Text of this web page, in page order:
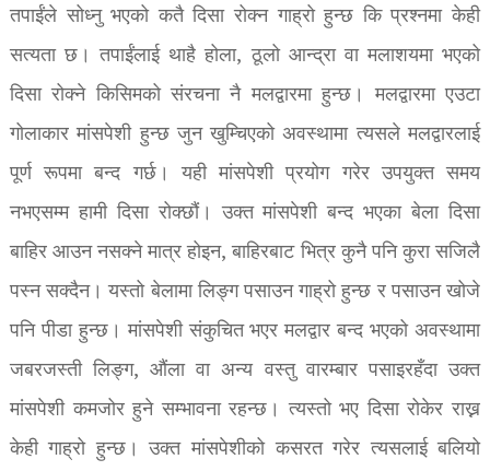
तपाईंले सोध्नु भएको कतै दिसा रोक्न गाह्रो हुन्छ कि प्रश्नमा केही
सत्यता छ। तपाईंलाई थाहै होला, ठूलो आन्द्रा वा मलाशयमा भएको
दिसा रोक्ने किसिमको संरचना नै मलद्वारमा हुन्छ। मलद्वारमा एउटा
गोलाकार मांसपेशी हुन्छ जुन खुम्चिएको अवस्थामा त्यसले मलद्वारलाई
पूर्ण रूपमा बन्द गर्छ। यही मांसपेशी प्रयोग गरेर उपयुक्त समय
नभएसम्म हामी दिसा रोक्छौं। उक्त मांसपेशी बन्द भएका बेला दिसा
बाहिर आउन नसक्ने मात्र होइन, बाहिरबाट भित्र कुनै पनि कुरा सजिलै
पस्न सक्दैन। यस्तो बेलामा लिङ्ग पसाउन गाह्रो हुन्छ र पसाउन खोजे
पनि पीडा हुन्छ। मांसपेशी संकुचित भएर मलद्वार बन्द भएको अवस्थामा
जबरजस्ती लिङ्ग, औंला वा अन्य वस्तु वारम्बार पसाइरहँदा उक्त
मांसपेशी कमजोर हुने सम्भावना रहन्छ। त्यस्तो भए दिसा रोकेर राख्न
केही गाह्रो हुन्छ। उक्त मांसपेशीको कसरत गरेर त्यसलाई बलियो